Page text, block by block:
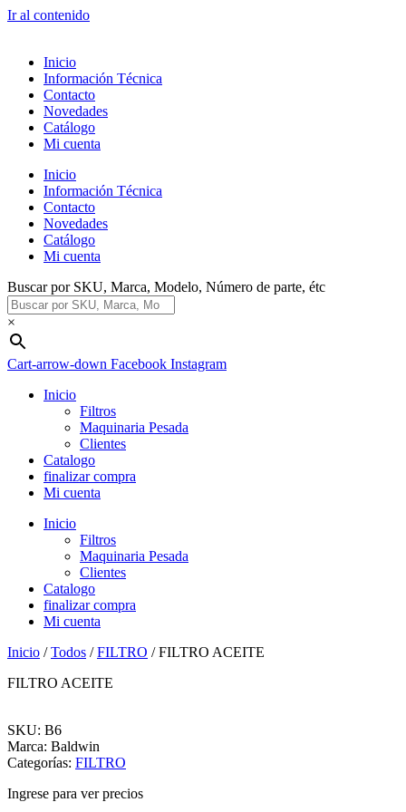
Ir al contenido
Inicio
Información Técnica
Contacto
Novedades
Catálogo
Mi cuenta
Inicio
Información Técnica
Contacto
Novedades
Catálogo
Mi cuenta
Buscar por SKU, Marca, Modelo, Número de parte, étc
×
Cart-arrow-down Facebook Instagram
Inicio
Filtros
Maquinaria Pesada
Clientes
Catalogo
finalizar compra
Mi cuenta
Inicio
Filtros
Maquinaria Pesada
Clientes
Catalogo
finalizar compra
Mi cuenta
Inicio /Todos /FILTRO / FILTRO ACEITE
FILTRO ACEITE
SKU: B6
Marca: Baldwin
Categorías: FILTRO
Ingrese para ver precios